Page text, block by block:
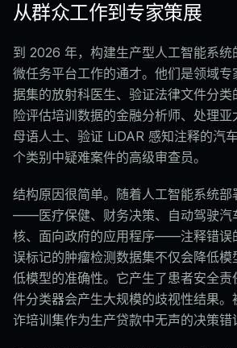
从群众工作到专家策展
到 2026 年，构建生产型人工智能系统
微任务平台工作的通才。他们是领域
据集的放射科医生、验证法律文件分
险评估培训数据的金融分析师、处理
母语人士、验证 LiDAR 感知注释的汽
个类别中疑难案件的高级审查员。
结构原因很简单。随着人工智能系统部
——医疗保健、财务决策、自动驾驶汽
核、面向政府的应用程序——注释错误
误标记的肿瘤检测数据集不仅会降低
低模型的准确性。它产生了患者安全
件分类器会产生大规模的歧视性结果
诈培训集作为生产贷款中无声的决策错